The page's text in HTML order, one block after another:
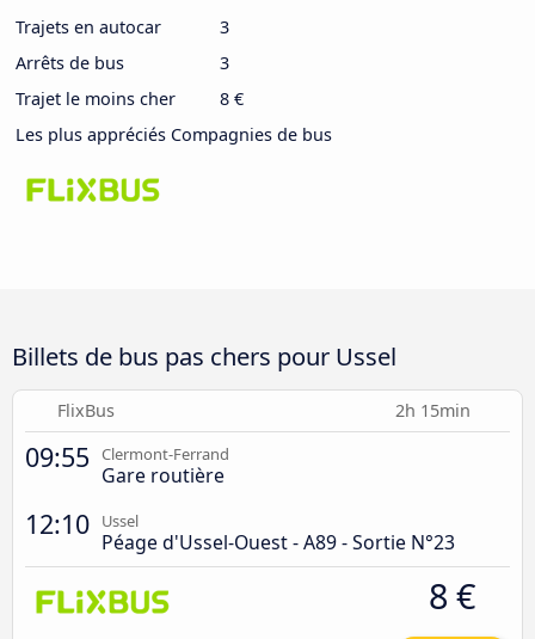
Trajets en autocar
3
Arrêts de bus
3
Trajet le moins cher
8 €
Les plus appréciés Compagnies de bus
Billets de bus pas chers pour Ussel
FlixBus 2h 15min
09:55 Clermont-Ferrand
Gare routière
12:10 Ussel
Péage d'Ussel-Ouest - A89 - Sortie N°23
8 €